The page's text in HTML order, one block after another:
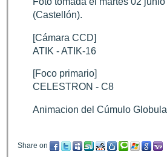
(Castellón).
[Cámara CCD]
ATIK - ATIK-16
[Foco primario]
CELESTRON - C8
Animacion del Cúmulo
Share on